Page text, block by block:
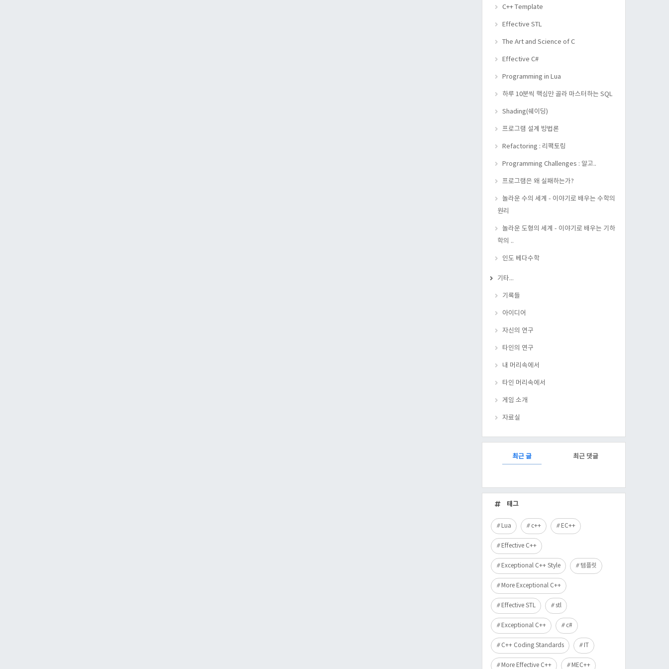
C++ Template
Effective STL
The Art and Science of C
Effective C#
Programming in Lua
하루 10분씩 핵심만 골라 마스터하는 SQL
Shading(쉐이딩)
프로그램 설계 방법론
Refactoring : 리팩토링
Programming Challenges : 알고..
프로그램은 왜 실패하는가?
놀라운 수의 세계 - 이야기로 배우는 수학의
원리
놀라운 도형의 세계 - 이야기로 배우는 기하
학의 ..
인도 베다수학
기타...
기록들
아이디어
자신의 연구
타인의 연구
내 머리속에서
타인 머리속에서
게임 소개
자료실
RECENTLY최근 글 최근 댓글
근
글
태그
Lua c++ EC++
Effective C++
Exceptional C++ Style 템플릿
More Exceptional C++
Effective STL stl
Exceptional C++ c#
C++ Coding Standards IT
More Effective C++ MEC++